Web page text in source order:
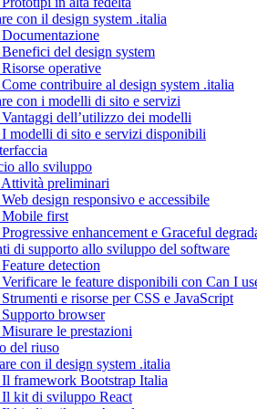
con il design system .italia
del design system
operative
contribuire al design system .italia
con i modelli di sito e servizi
dell’utilizzo dei modelli
modelli di sito e servizi disponibili
allo sviluppo
preliminari
design responsivo e accessibile
first
enhancement e Graceful
di supporto allo sviluppo del software
detection
le feature disponibili con Can I
e risorse per CSS e JavaScript
browser
le prestazioni
del riuso
con il design system .italia
framework Bootstrap Italia
kit di sviluppo React